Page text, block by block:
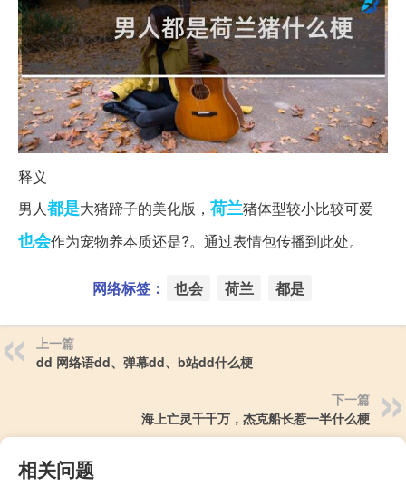
释义
男人都是大猪蹄子的美化版， 荷兰猪体型较小比较可爱
也会作为宠物养本质还是?。通过表情包传播到此处。‌‌‌‌
网络标签： 也会 荷兰 都是
上一篇
dd 网络语dd、弹幕dd、b站dd什么梗
下一篇
海上亡灵千千万，杰克船长惹一半什么梗
相关问题